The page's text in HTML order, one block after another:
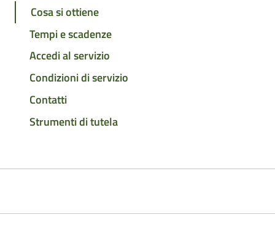
Cosa si ottiene
Tempi e scadenze
Accedi al servizio
Condizioni di servizio
Contatti
Strumenti di tutela